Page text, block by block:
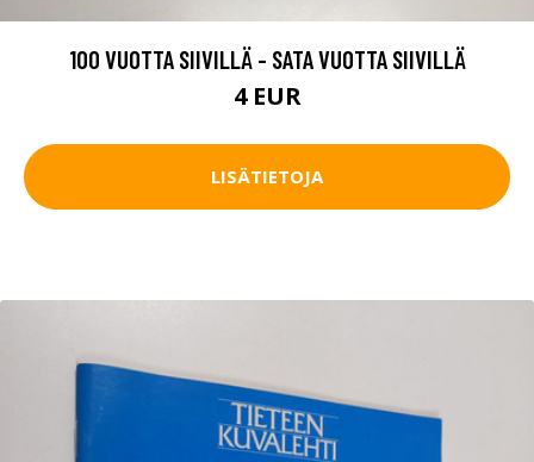
100 VUOTTA SIIVILLÄ - SATA VUOTTA SIIVILLÄ
4 EUR
LISÄTIETOJA